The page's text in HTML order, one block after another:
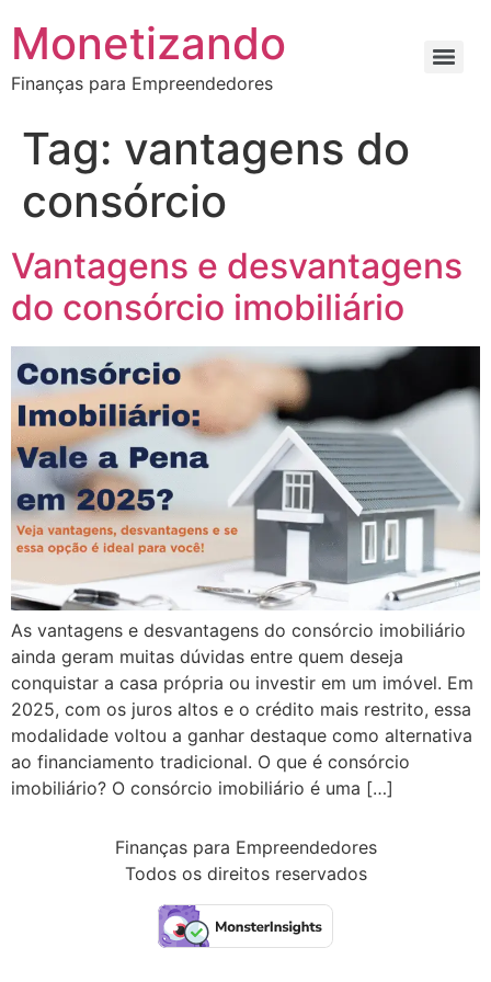
Monetizando
Finanças para Empreendedores
Tag: vantagens do
consórcio
Vantagens e desvantagens
do consórcio imobiliário
As vantagens e desvantagens do consórcio imobiliário
ainda geram muitas dúvidas entre quem deseja
conquistar a casa própria ou investir em um imóvel. Em
2025, com os juros altos e o crédito mais restrito, essa
modalidade voltou a ganhar destaque como alternativa
ao financiamento tradicional. O que é consórcio
imobiliário? O consórcio imobiliário é uma […]
Finanças para Empreendedores
Todos os direitos reservados